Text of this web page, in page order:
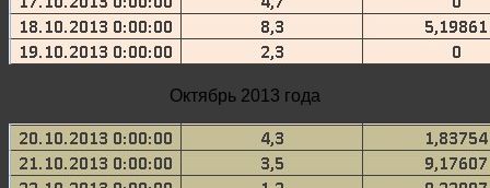
Октябрь 2013 года